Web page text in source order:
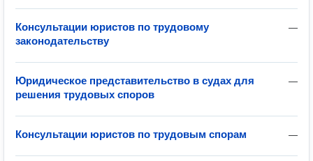
—
Консультации юристов по трудовому
законодательству
—
Юридическое представительство в судах для
решения трудовых споров
—
Консультации юристов по трудовым спорам